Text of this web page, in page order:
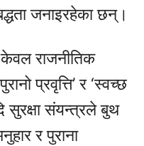
जनाइरहेका छन्।
राजनीतिक
प्रवृत्ति’ र ‘स्वच्छ
सुरक्षा संयन्त्रले बुथ
र पुराना